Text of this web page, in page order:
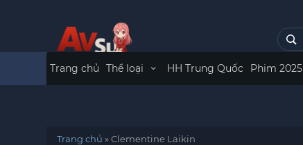
Trang chủ Thể loại HH Trung Quốc Phim 2025
Trang chủ »Clementine Laikin